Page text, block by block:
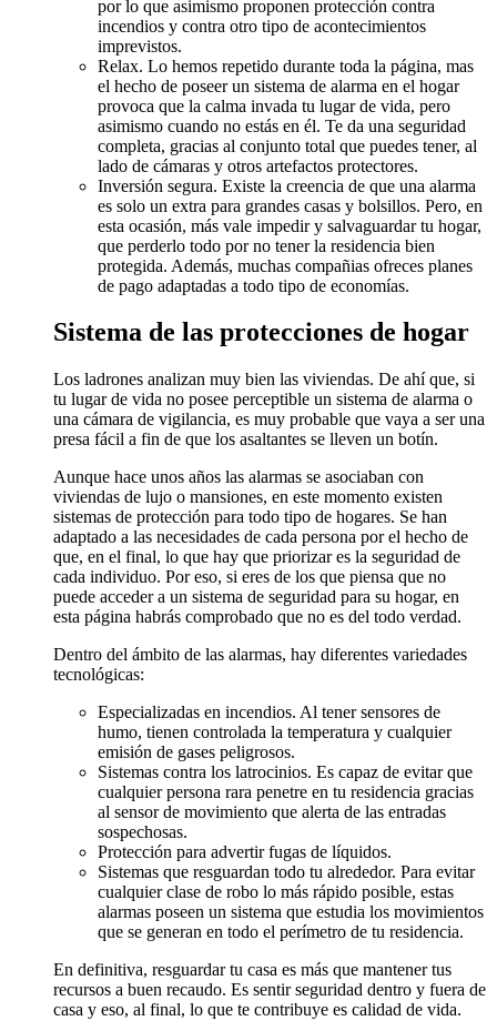
por lo que asimismo proponen protección contra
incendios y contra otro tipo de acontecimientos
imprevistos.
Relax. Lo hemos repetido durante toda la página, mas
el hecho de poseer un sistema de alarma en el hogar
provoca que la calma invada tu lugar de vida, pero
asimismo cuando no estás en él. Te da una seguridad
completa, gracias al conjunto total que puedes tener, al
lado de cámaras y otros artefactos protectores.
Inversión segura. Existe la creencia de que una alarma
es solo un extra para grandes casas y bolsillos. Pero, en
esta ocasión, más vale impedir y salvaguardar tu hogar,
que perderlo todo por no tener la residencia bien
protegida. Además, muchas compañias ofreces planes
de pago adaptadas a todo tipo de economías.
Sistema de las protecciones de hogar
Los ladrones analizan muy bien las viviendas. De ahí que, si
tu lugar de vida no posee perceptible un sistema de alarma o
una cámara de vigilancia, es muy probable que vaya a ser una
presa fácil a fin de que los asaltantes se lleven un botín.
Aunque hace unos años las alarmas se asociaban con
viviendas de lujo o mansiones, en este momento existen
sistemas de protección para todo tipo de hogares. Se han
adaptado a las necesidades de cada persona por el hecho de
que, en el final, lo que hay que priorizar es la seguridad de
cada individuo. Por eso, si eres de los que piensa que no
puede acceder a un sistema de seguridad para su hogar, en
esta página habrás comprobado que no es del todo verdad.
Dentro del ámbito de las alarmas, hay diferentes variedades
tecnológicas:
Especializadas en incendios. Al tener sensores de
humo, tienen controlada la temperatura y cualquier
emisión de gases peligrosos.
Sistemas contra los latrocinios. Es capaz de evitar que
cualquier persona rara penetre en tu residencia gracias
al sensor de movimiento que alerta de las entradas
sospechosas.
Protección para advertir fugas de líquidos.
Sistemas que resguardan todo tu alrededor. Para evitar
cualquier clase de robo lo más rápido posible, estas
alarmas poseen un sistema que estudia los movimientos
que se generan en todo el perímetro de tu residencia.
En definitiva, resguardar tu casa es más que mantener tus
recursos a buen recaudo. Es sentir seguridad dentro y fuera de
casa y eso, al final, lo que te contribuye es calidad de vida.